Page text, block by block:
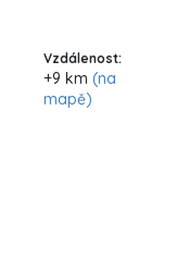
Vzdálenost:
+9 km(na
mapě)